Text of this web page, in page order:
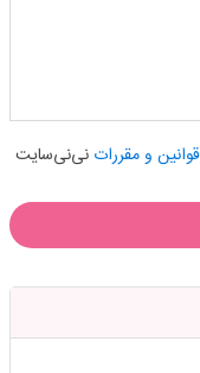
قوانین و مقرراتنی‌نی‌سایت